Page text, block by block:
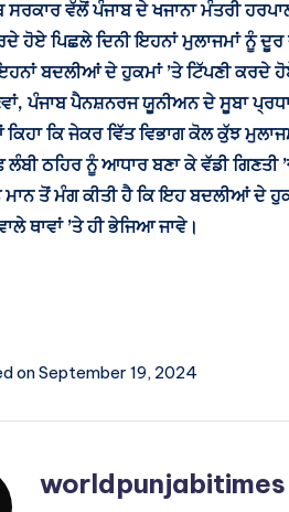
ਸਰਕਾਰ ਵੱਲੋਂ ਪੰਜਾਬ ਦੇ ਖਜਾਨਾ ਮੰਤਰੀ
ਹੋਏ ਪਿਛਲੇ ਦਿਨੀ ਇਹਨਾਂ ਮੁਲਾਜਮਾਂ ਨੂੰ
ਬਦਲੀਆਂ ਦੇ ਹੁਕਮਾਂ ’ਤੇ ਟਿੱਪਣੀ ਕਰਦੇ
ਪੰਜਾਬ ਪੈਨਸ਼ਨਰਜ ਯੂਨੀਅਨ ਦੇ ਸੂਬਾ
ਕਿਹਾ ਕਿ ਜੇਕਰ ਵਿੱਤ ਵਿਭਾਗ ਕੋਲ ਕੁੱਝ
ਲੰਬੀ ਠਹਿਰ ਨੂੰ ਆਧਾਰ ਬਣਾ ਕੇ ਵੱਡੀ
ਤੋਂ ਮੰਗ ਕੀਤੀ ਹੈ ਕਿ ਇਹ ਬਦਲੀਆਂ ਦੇ
ਥਾਵਾਂ ’ਤੇ ਹੀ ਭੇਜਿਆ ਜਾਵੇ।
on September 19, 2024
worldpunjabitimes